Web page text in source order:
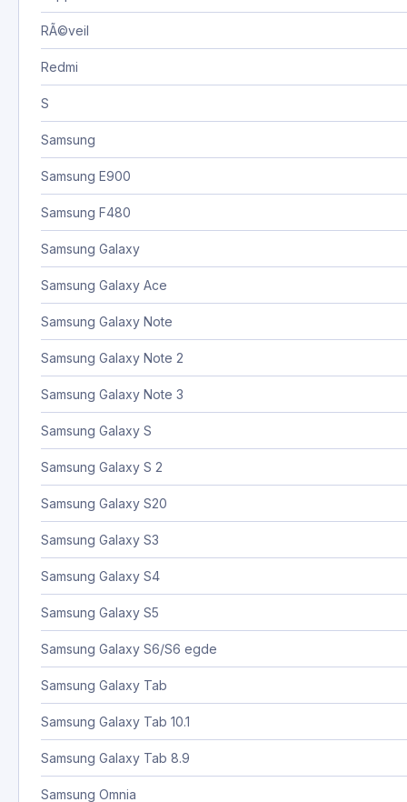
RÃ©veil
Redmi
S
Samsung
Samsung E900
Samsung F480
Samsung Galaxy
Samsung Galaxy Ace
Samsung Galaxy Note
Samsung Galaxy Note 2
Samsung Galaxy Note 3
Samsung Galaxy S
Samsung Galaxy S 2
Samsung Galaxy S20
Samsung Galaxy S3
Samsung Galaxy S4
Samsung Galaxy S5
Samsung Galaxy S6/S6 egde
Samsung Galaxy Tab
Samsung Galaxy Tab 10.1
Samsung Galaxy Tab 8.9
Samsung Omnia